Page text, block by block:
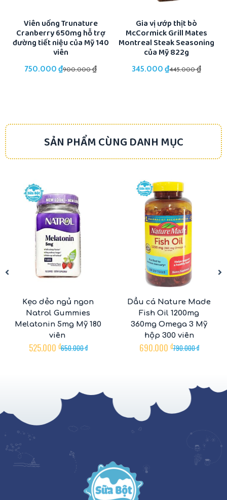
Viên uống Trunature
Cranberry 650mg hỗ trợ
đường tiết niệu của Mỹ 140
viên
900.000₫
750.000 ₫
Gia vị ướp thịt bò
McCormick Grill Mates
Montreal Steak Seasoning
của Mỹ 822g
445.000₫
345.000 ₫
SẢN PHẨM CÙNG DANH MỤC
Kẹo dẻo ngủ ngon
Natrol Gummies
Melatonin 5mg Mỹ 180
viên
650.000₫
525.000 ₫
Dầu cá Nature Made
Fish Oil 1200mg
360mg Omega 3 Mỹ
hộp 300 viên
790.000₫
690.000 ₫